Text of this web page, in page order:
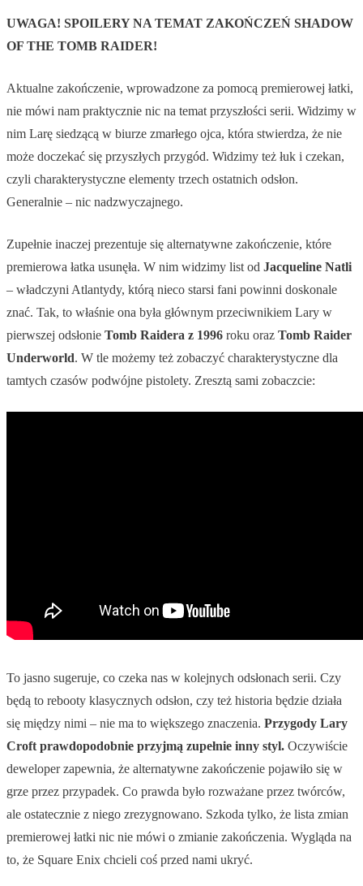
UWAGA! SPOILERY NA TEMAT ZAKOŃCZEŃ SHADOW
OF THE TOMB RAIDER!
Aktualne zakończenie, wprowadzone za pomocą premierowej łatki,
nie mówi nam praktycznie nic na temat przyszłości serii. Widzimy w
nim Larę siedzącą w biurze zmarłego ojca, która stwierdza, że nie
może doczekać się przyszłych przygód. Widzimy też łuk i czekan,
czyli charakterystyczne elementy trzech ostatnich odsłon.
Generalnie – nic nadzwyczajnego.
Zupełnie inaczej prezentuje się alternatywne zakończenie, które
premierowa łatka usunęła. W nim widzimy list od Jacqueline Natli
– władczyni Atlantydy, którą nieco starsi fani powinni doskonale
znać. Tak, to właśnie ona była głównym przeciwnikiem Lary w
pierwszej odsłonie Tomb Raidera z 1996 roku oraz Tomb Raider
Underworld. W tle możemy też zobaczyć charakterystyczne dla
tamtych czasów podwójne pistolety. Zresztą sami zobaczcie:
To jasno sugeruje, co czeka nas w kolejnych odsłonach serii. Czy
będą to rebooty klasycznych odsłon, czy też historia będzie działa
się między nimi – nie ma to większego znaczenia. Przygody Lary
Croft prawdopodobnie przyjmą zupełnie inny styl. Oczywiście
deweloper zapewnia, że alternatywne zakończenie pojawiło się w
grze przez przypadek. Co prawda było rozważane przez twórców,
ale ostatecznie z niego zrezygnowano. Szkoda tylko, że lista zmian
premierowej łatki nic nie mówi o zmianie zakończenia. Wygląda na
to, że Square Enix chcieli coś przed nami ukryć.